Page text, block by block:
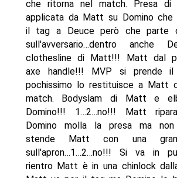
che ritorna nel match. Presa di
applicata da Matt su Domino che
il tag a Deuce però che parte
sull'avversario…dentro anche
clothesline di Matt!!! Matt dal
axe handle!!! MVP si prende
pochissimo lo restituisce a Matt
match. Bodyslam di Matt e
Domino!!! 1…2…no!!! Matt
Domino molla la presa ma
stende Matt con una gran
sull'apron…1…2…no!!! Si va in
rientro Matt è in una chinlock